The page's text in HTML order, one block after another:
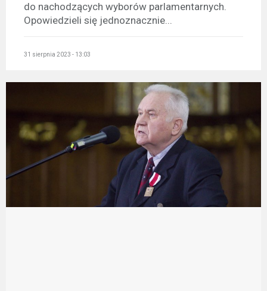
do nachodzących wyborów parlamentarnych.
Opowiedzieli się jednoznacznie...
31 sierpnia 2023 - 13:03